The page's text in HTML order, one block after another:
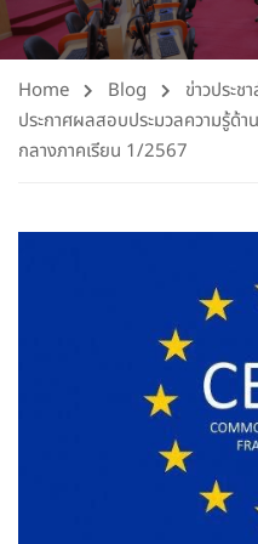
Home Blog
ข่าวประช
ประกาศผลสอบประมวลความรู้ด้
กลางภาคเรียน 1/2567